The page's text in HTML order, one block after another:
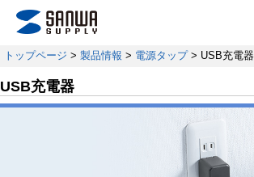
トップページ > 製品情報 > 電源タップ> USB充電器
USB充電器